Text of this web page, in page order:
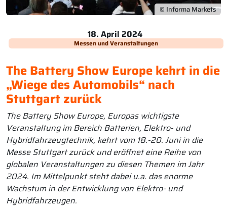
© Informa Markets
18. April 2024
Messen und Veranstaltungen
The Battery Show Europe kehrt in die
„Wiege des Automobils“ nach
Stuttgart zurück
The Battery Show Europe, Europas wichtigste
Veranstaltung im Bereich Batterien, Elektro- und
Hybridfahrzeugtechnik, kehrt vom 18.-20. Juni in die
Messe Stuttgart zurück und eröffnet eine Reihe von
globalen Veranstaltungen zu diesen Themen im Jahr
2024. Im Mittelpunkt steht dabei u.a. das enorme
Wachstum in der Entwicklung von Elektro- und
Hybridfahrzeugen.